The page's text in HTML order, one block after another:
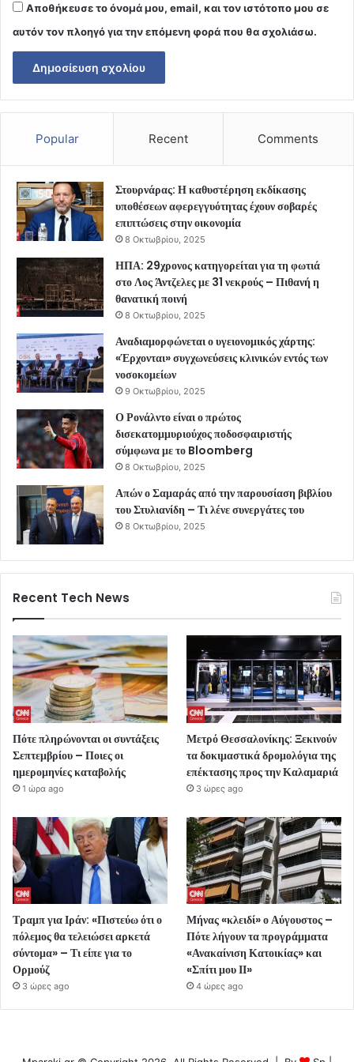
Αποθήκευσε το όνομά μου, email, και τον ιστότοπο μου σε
αυτόν τον πλοηγό για την επόμενη φορά που θα σχολιάσω.
Popular Recent Comments
Στουρνάρας: Η καθυστέρηση εκδίκασης
υποθέσεων αφερεγγυότητας έχουν σοβαρές
επιπτώσεις στην οικονομία
8 Οκτωβρίου, 2025
ΗΠΑ: 29χρονος κατηγορείται για τη φωτιά
στο Λος Άντζελες με 31 νεκρούς – Πιθανή η
θανατική ποινή
8 Οκτωβρίου, 2025
Αναδιαμορφώνεται ο υγειονομικός χάρτης:
«Έρχονται» συγχωνεύσεις κλινικών εντός των
νοσοκομείων
9 Οκτωβρίου, 2025
Ο Ρονάλντο είναι ο πρώτος
δισεκατομμυριούχος ποδοσφαιριστής
σύμφωνα με το Bloomberg
8 Οκτωβρίου, 2025
Απών ο Σαμαράς από την παρουσίαση βιβλίου
του Στυλιανίδη – Τι λένε συνεργάτες του
8 Οκτωβρίου, 2025
Recent Tech News
Πότε πληρώνονται οι συντάξεις
Σεπτεμβρίου – Ποιες οι
ημερομηνίες καταβολής
1 ώρα ago
Μετρό Θεσσαλονίκης: Ξεκινούν
τα δοκιμαστικά δρομολόγια της
επέκτασης προς την Καλαμαριά
3 ώρες ago
Τραμπ για Ιράν: «Πιστεύω ότι ο
πόλεμος θα τελειώσει αρκετά
σύντομα» – Τι είπε για το
Ορμούζ
3 ώρες ago
Μήνας «κλειδί» ο Αύγουστος –
Πότε λήγουν τα προγράμματα
«Ανακαίνιση Κατοικίας» και
«Σπίτι μου ΙΙ»
4 ώρες ago